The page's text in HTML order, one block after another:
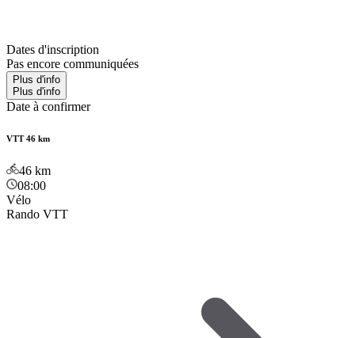
Dates d'inscription
Pas encore communiquées
Plus d'info
Plus d'info
Date à confirmer
VTT 46 km
46 km
08:00
Vélo
Rando VTT